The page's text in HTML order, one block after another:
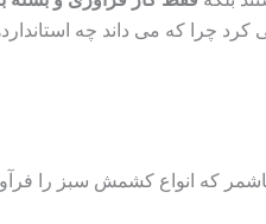
چرا که می داند چه
که انواع کشمش سبز را